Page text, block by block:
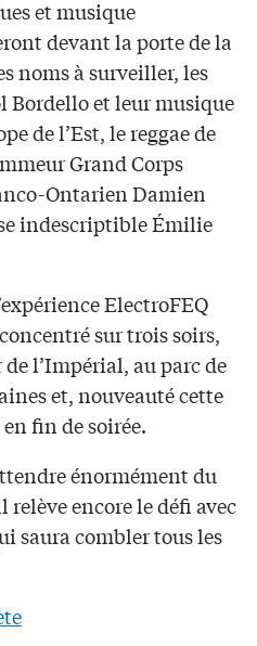
et musique
devant la porte de la
noms à surveiller, les
Bordello et leur musique
de l’Est, le reggae de
Grand Corps
Ontarien Damien
indescriptible Émilie
ElectroFEQ
sur trois soirs,
l’Impérial, au parc de
et, nouveauté cette
fin de soirée.
énormément du
encore le défi avec
saura combler tous les